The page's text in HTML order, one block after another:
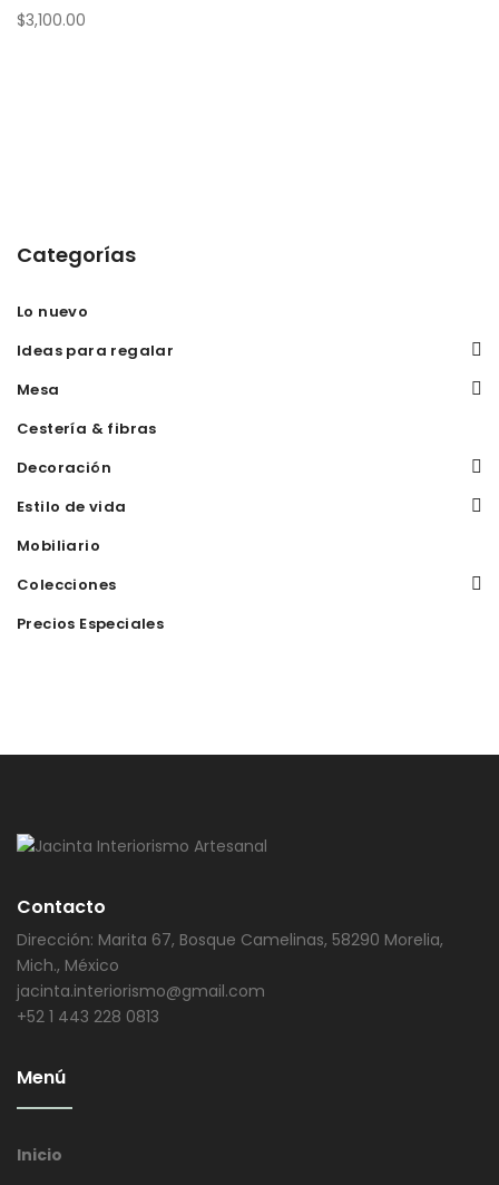
$3,100.00
Categorías
Lo nuevo
Ideas para regalar
Mesa
Cestería & fibras
Decoración
Estilo de vida
Mobiliario
Colecciones
Precios Especiales
Contacto
Dirección: Marita 67, Bosque Camelinas, 58290 Morelia,
Mich., México
jacinta.interiorismo@gmail.com
+52 1 443 228 0813
Menú
Inicio